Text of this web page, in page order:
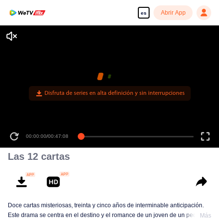
es Abrir App
Disfruta de series en alta definición y sin interrupciones
00:00:00/00:47:08
Las 12 cartas
Doce cartas misteriosas, treinta y cinco años de interminable anticipación.
Este drama se centra en el destino y el romance de un joven de un pequeño
Más